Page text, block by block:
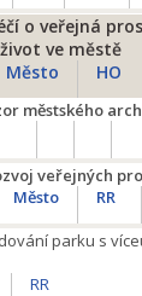
o veřejná
ve městě
Město
HO
městského
veřejných
Město
RR
parku s
RR